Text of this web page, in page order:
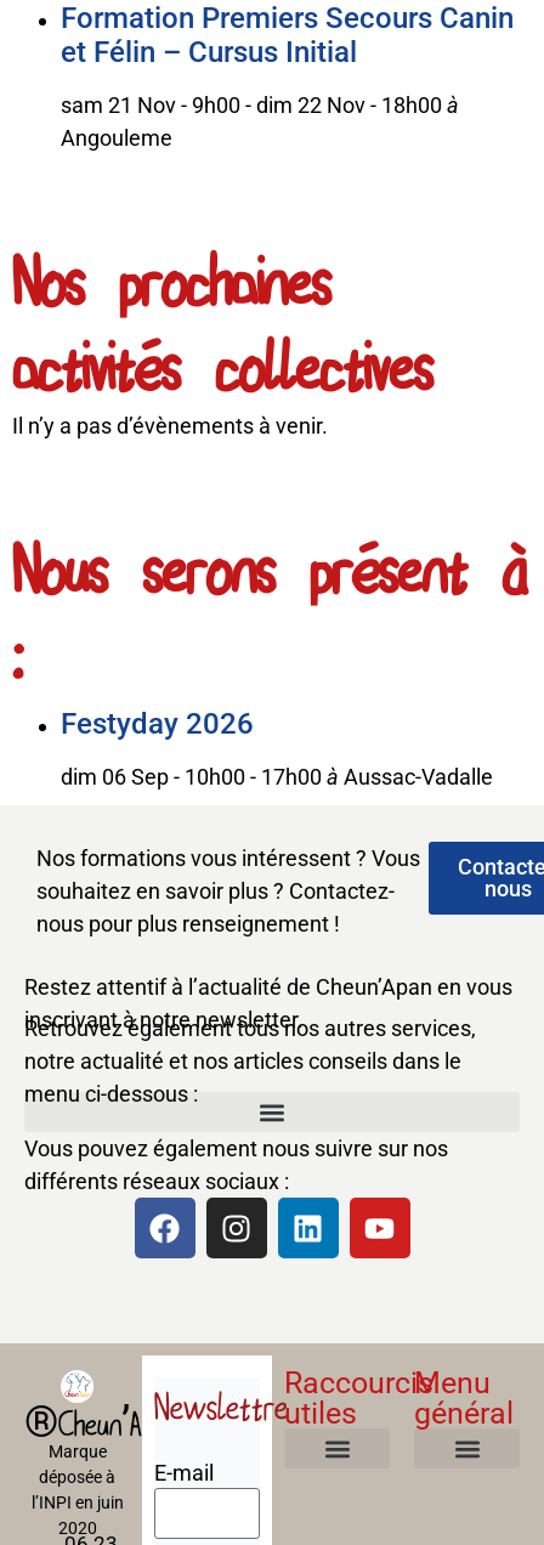
Formation Premiers Secours Canin
et Félin – Cursus Initial
sam 21 Nov - 9h00-dim 22 Nov - 18h00à
Angouleme
Nos prochaines
activités collectives
Il n’y a pas d’évènements à venir.
Nous serons présent à
:
Festyday 2026
dim 06 Sep - 10h00- 17h00à Aussac-Vadalle
Nos formations vous intéressent ? Vous
souhaitez en savoir plus ? Contactez-
nous pour plus renseignement !
nous
Restez attentif à l’actualité de Cheun’Apan en vous
inscrivant à notre newsletter.
Retrouvez également tous nos autres services,
notre actualité et nos articles conseils dans le
menu ci-dessous :
Vous pouvez également nous suivre sur nos
différents réseaux sociaux :
®Cheun’Apan
Marque
déposée à
l’INPI en juin
2020
Newslettre
E-mail
Raccourcis
utiles
Menu
général